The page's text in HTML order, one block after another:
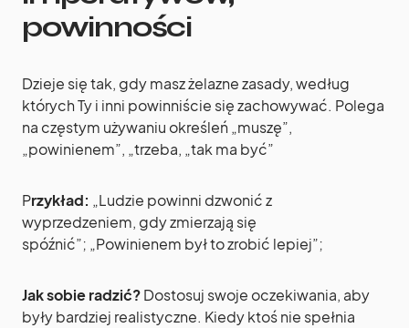
powinności
Dzieje się tak, gdy masz żelazne zasady, według
których Ty i inni powinniście się zachowywać. Polega
na częstym używaniu określeń „muszę”,
„powinienem”, „trzeba, „tak ma być”
Przykład: „Ludzie powinni dzwonić z
wyprzedzeniem, gdy zmierzają się
spóźnić”; „Powinienem był to zrobić lepiej”;
Jak sobie radzić?Dostosuj swoje oczekiwania, aby
były bardziej realistyczne. Kiedy ktoś nie spełnia